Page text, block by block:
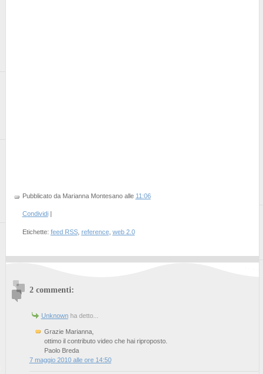
Pubblicato da Marianna Montesano alle 11:06
Condividi
Etichette: feed RSS, reference, web 2.0
2 commenti:
Unknownha detto...
Grazie Marianna,
ottimo il contributo video che hai riproposto.
Paolo Breda
7 maggio 2010 alle ore 14:50